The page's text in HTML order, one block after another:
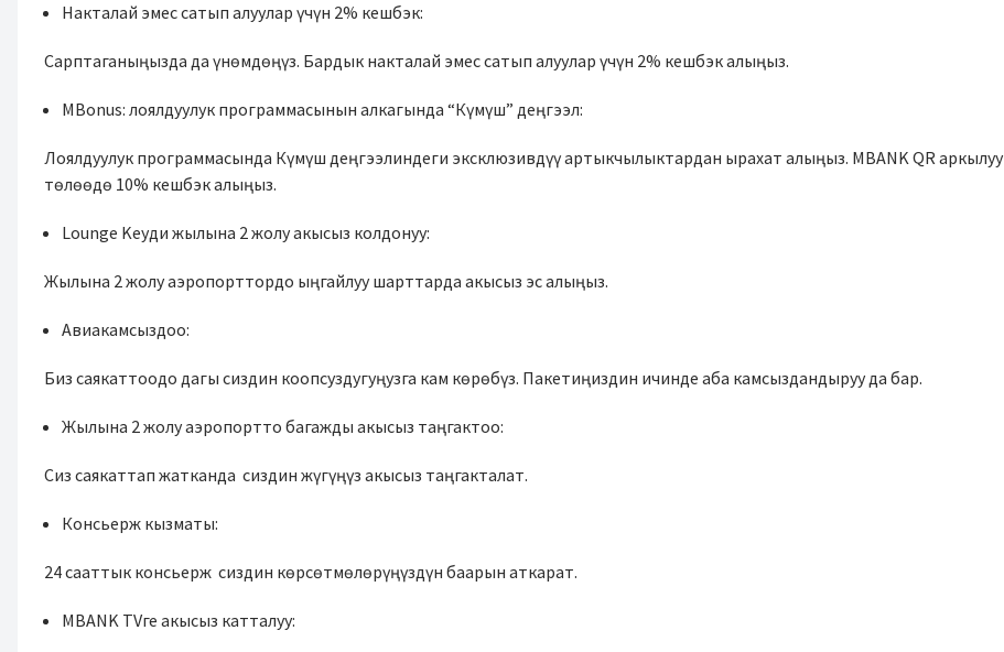
Накталай эмес сатып алуулар үчүн 2% кешбэк:
Сарптаганыңызда да үнөмдөңүз. Бардык накталай эмес сатып алуулар үчүн 2% кешбэк алыңыз.
MBonus: лоялдуулук программасынын алкагында “Күмүш” деңгээл:
Лоялдуулук программасында Күмүш деңгээлиндеги эксклюзивдүү артыкчылыктардан ырахат алыңыз. MBANK QR аркылуу
төлөөдө 10% кешбэк алыңыз.
Lounge Keyди жылына 2 жолу акысыз колдонуу:
Жылына 2 жолу аэропорттордо ыңгайлуу шарттарда акысыз эс алыңыз.
Авиакамсыздоо:
Биз саякаттоодо дагы сиздин коопсуздугуңузга кам көрөбүз. Пакетиңиздин ичинде аба камсыздандыруу да бар.
Жылына 2 жолу аэропортто багажды акысыз таңгактоо:
Сиз саякаттап жатканда сиздин жүгүңүз акысыз таңгакталат.
Консьерж кызматы:
24 сааттык консьерж сиздин көрсөтмөлөрүңүздүн баарын аткарат.
MBANK TVге акысыз катталуу: